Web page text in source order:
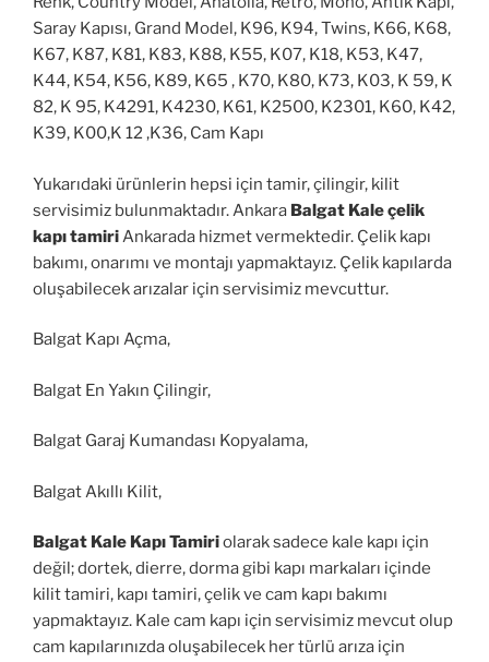
Saray Kapısı, Grand Model, K96, K94, Twins, K66, K68,
K67, K87, K81, K83, K88, K55, K07, K18, K53, K47,
K44, K54, K56, K89, K65 , K70, K80, K73, K03, K 59, K
82, K 95, K4291, K4230, K61, K2500, K2301, K60, K42,
K39, K00,K 12 ,K36, Cam Kapı
Yukarıdaki ürünlerin hepsi için tamir, çilingir, kilit
servisimiz bulunmaktadır. Ankara Balgat Kale çelik
kapı tamiri Ankarada hizmet vermektedir. Çelik kapı
bakımı, onarımı ve montajı yapmaktayız. Çelik kapılarda
oluşabilecek arızalar için servisimiz mevcuttur.
Balgat Kapı Açma,
Balgat En Yakın Çilingir,
Balgat Garaj Kumandası Kopyalama,
Balgat Akıllı Kilit,
Balgat Kale Kapı Tamiriolarak sadece kale kapı için
değil; dortek, dierre, dorma gibi kapı markaları içinde
kilit tamiri, kapı tamiri, çelik ve cam kapı bakımı
yapmaktayız. Kale cam kapı için servisimiz mevcut olup
cam kapılarınızda oluşabilecek her türlü arıza için